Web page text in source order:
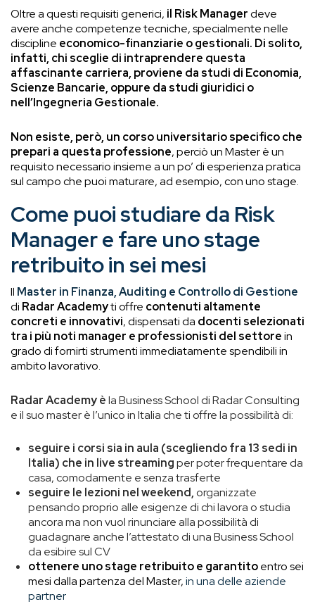
Oltre a questi requisiti generici, il Risk Managerdeve
avere anche competenze tecniche, specialmente nelle
discipline economico-finanziarie o gestionali. Di solito,
infatti, chi sceglie di intraprendere questa
affascinante carriera, proviene da studi di Economia,
Scienze Bancarie, oppure da studi giuridici o
nell’Ingegneria Gestionale.
Non esiste, però, un corso universitario specifico che
prepari a questa professione, perciò un Master è un
requisito necessario insieme a un po’ di esperienza pratica
sul campo che puoi maturare, ad esempio, con uno stage.
Come puoi studiare da Risk
Manager e fare uno stage
retribuito in sei mesi
Il Master in Finanza, Auditing e Controllo di Gestione
di Radar Academyti offre contenuti altamente
concreti e innovativi, dispensati da docenti selezionati
tra i più noti manager e professionisti del settorein
grado di fornirti strumenti immediatamente spendibili in
ambito lavorativo.
Radar Academy èla Business School di Radar Consulting
e il suo master è l’unico in Italia che ti offre la possibilità di:
seguire i corsi sia in aula (scegliendo fra 13 sedi in
Italia) che in live streamingper poter frequentare da
casa, comodamente e senza trasferte
seguire le lezioni nel weekend,organizzate
pensando proprio alle esigenze di chi lavora o studia
ancora ma non vuol rinunciare alla possibilità di
guadagnare anche l’attestato di una Business School
da esibire sul CV
ottenere uno stage retribuito e garantitoentro sei
mesi dalla partenza del Master,in una delle aziende
partner